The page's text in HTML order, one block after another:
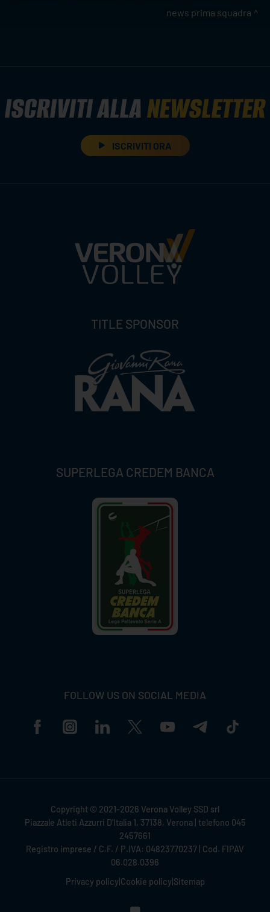
news prima squadra
ISCRIVITI ALLANEWSLETTER
ISCRIVITI ORA
TITLE SPONSOR
SUPERLEGA CREDEM BANCA
FOLLOW US ON SOCIAL MEDIA
Copyright © 2021-2026 Verona Volley SSD srl
Piazzale Atleti Azzurri D'Italia 1, 37138, Verona | telefono 045
2457661
Registro imprese / C.F. / P.IVA: 04823770237 | Cod. FIPAV
06.028.0396
Privacy policy Cookie policy Sitemap